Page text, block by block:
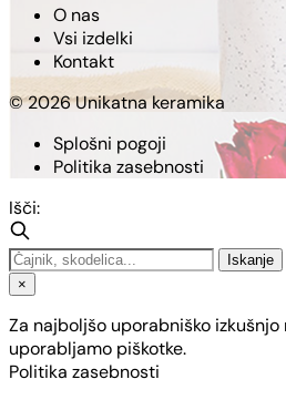
O nas
Vsi izdelki
Kontakt
© 2026 Unikatna keramika
Splošni pogoji
Politika zasebnosti
Išči:
Iskanje
×
Za najboljšo uporabniško
uporabljamo piškotke.
Politika zasebnosti